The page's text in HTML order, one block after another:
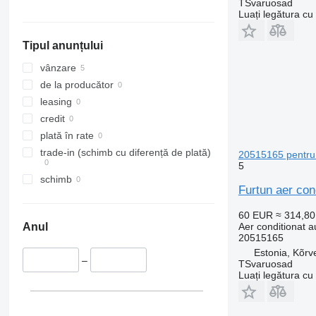
Tipul anunțului
vânzare
de la producător
leasing
credit
plată în rate
trade-in (schimb cu diferență de plată)
schimb
Anul
–
TSvaruosad
Luați legătura
20515165
5
Furtun aer
60 EUR ≈
Aer conditionat
20515165
Estonia,
TSvaruosad
Luați legătura